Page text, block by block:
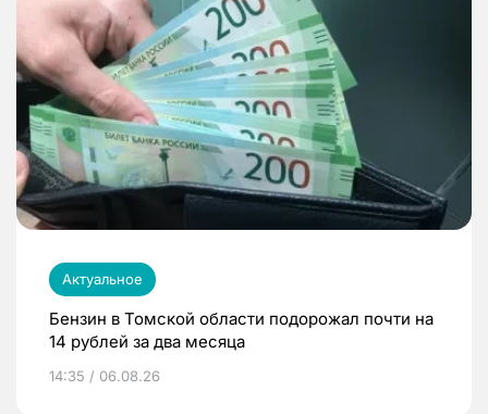
Актуальное
Бензин в Томской области подорожал почти на
14 рублей за два месяца
14:35 / 06.08.26